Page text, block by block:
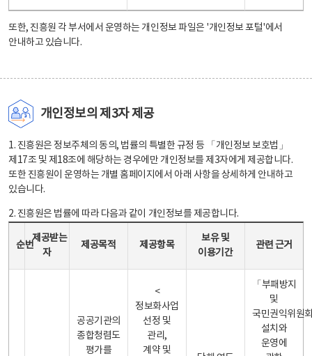
또한, 진흥원 각 부서에서 운영하는 개인정보 파일은 '개인정보 포털'에서
안내하고 있습니다.
개인정보의 제3자 제공
1. 진흥원은 정보주체의 동의, 법률의 특별한 규정 등 「개인정보 보호법」
제17조 및 제18조에 해당하는 경우에만 개인정보를 제3자에게 제공합니다.
또한 진흥원이 운영하는 개별 홈페이지에서 아래 사항을 상세하게 안내하고
있습니다.
2. 진흥원은 법률에 따라 다음과 같이 개인정보를 제공합니다.
순번
제공받는
자
제공목적 제공항목
보유 및
이용기간
관련 근거
공공기관의
종합청렴도
평가를
<
정보화사업
선정 및
관리,
계약 및
「부패방지
및
국민권익위원
설치와
운영에